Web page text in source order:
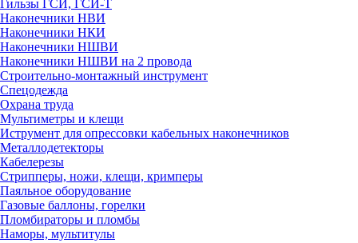
Гильзы ГСИ, ГСИ-Т
Наконечники НВИ
Наконечники НКИ
Наконечники НШВИ
Наконечники НШВИ на 2 провода
Строительно-монтажный инструмент
Спецодежда
Охрана труда
Мультиметры и клещи
Иструмент для опрессовки кабельных наконечников
Металлодетекторы
Кабелерезы
Стрипперы, ножи, клещи, кримперы
Паяльное оборудование
Газовые баллоны, горелки
Пломбираторы и пломбы
Наморы, мультитулы